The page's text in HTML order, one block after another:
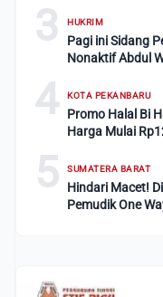
3 HUKRIM
Pagi ini Sidang
Nonaktif Abdul
4 KOTA PEKANBARU
Promo Halal Bi
Harga Mulai
5 SUMATERA BARAT
Hindari Macet!
Pemudik One